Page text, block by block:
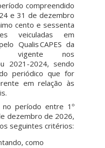
compreendido
e 31 de dezembro
cento e sessenta
veiculadas em
Qualis CAPES da
vigente nos
2021-2024, sendo
periódico que for
em relação às
no período entre 1º
dezembro de 2026,
seguintes critérios:
como